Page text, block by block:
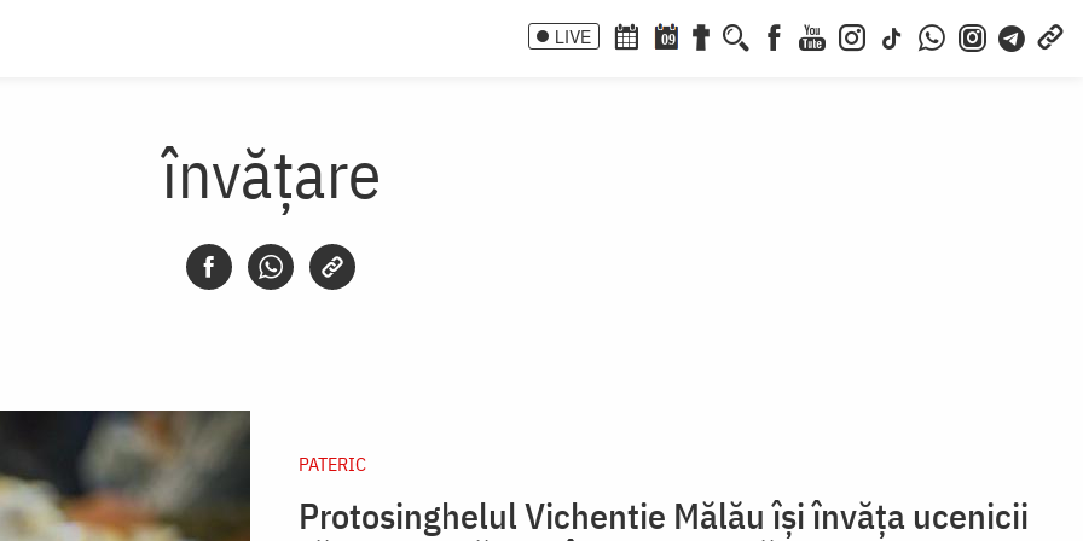
LIVE 09
învățare
PATERIC
Protosinghelul Vichentie Mălău își învăța ucenicii